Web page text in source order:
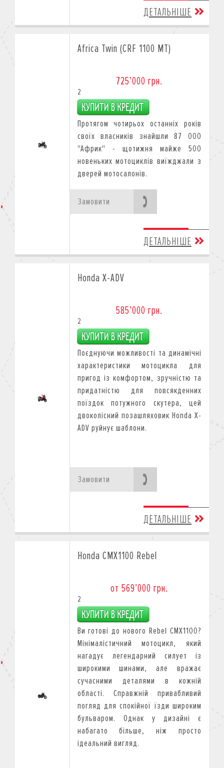
ДЕТАЛЬНІШЕ
Africa Twin (CRF 1100 MT)
725’000 грн.
2
Протягом чотирьох останніх років
своїх власників знайшли 87 000
"Африк" - щотижня майже 500
новеньких мотоциклів виїжджали з
дверей мотосалонів.
Замовити
ДЕТАЛЬНІШЕ
Honda X-ADV
585’000 грн.
2
Поєднуючи можливості тa динамічні
характеристики мотоцикла для
пригод із комфортом, зручністю тa
придатністю для повсякденних
поїздок потужного скутера, цей
двоколісний позашляховик Honda X-
ADV руйнує шаблони.
Замовити
ДЕТАЛЬНІШЕ
Honda CMX1100 Rebel
от 569’000 грн.
2
Ви готові до нового Rebel CMX1100?
Мінімалістичний мотоцикл, який
нагадує легендарний силует із
широкими шинами, але вражає
сучасними деталями в кожній
області. Справжній привабливий
погляд для спокійної їзди широким
бульваром. Однак у дизайні є
набагато більше, ніж просто
ідеальний вигляд.